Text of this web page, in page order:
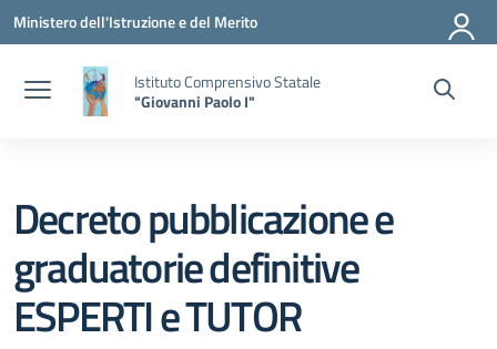
Vai ai contenuti
Vai al menu di navigazione
Vai al footer
Ministero dell'Istruzione e del Merito
Istituto Comprensivo Statale
"Giovanni Paolo I"
Decreto pubblicazione e
graduatorie definitive
ESPERTI e TUTOR